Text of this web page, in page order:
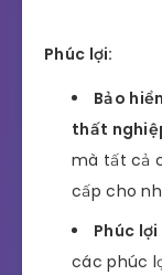
Phúc lợi:
Bảo
thất
mà tất cả
cấp cho
Phúc
các phúc